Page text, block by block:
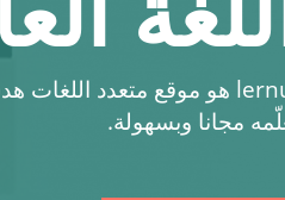
هو موقع متعدد اللغات
مجانا وبسهولة.